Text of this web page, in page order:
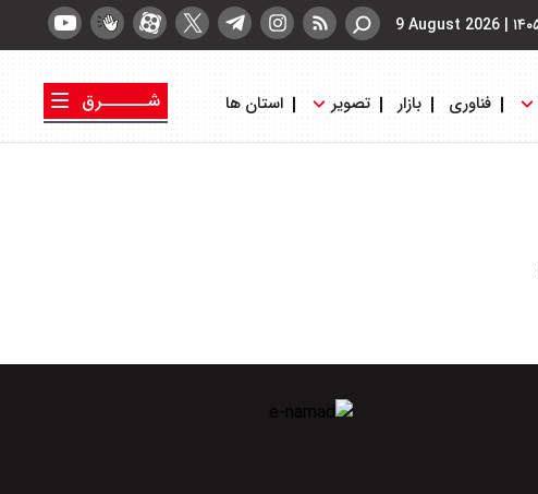
|
9 August 2026
فناوری بازار تصویر استان ها
شــــــرق